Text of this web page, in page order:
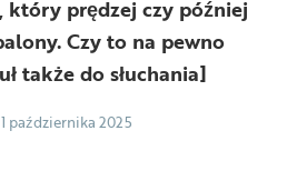
który prędzej czy później
Czy to na pewno
także do słuchania]
1 października 2025